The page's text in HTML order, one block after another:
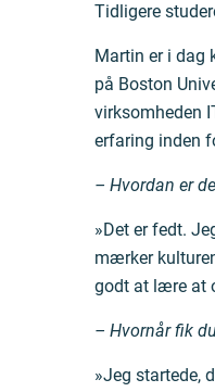
Tidligere
Martin er i dag
på Boston
virksomheden
erfaring inden
– Hvordan er
»Det er fedt.
mærker
godt at lære at
– Hvornår fik
»Jeg startede,